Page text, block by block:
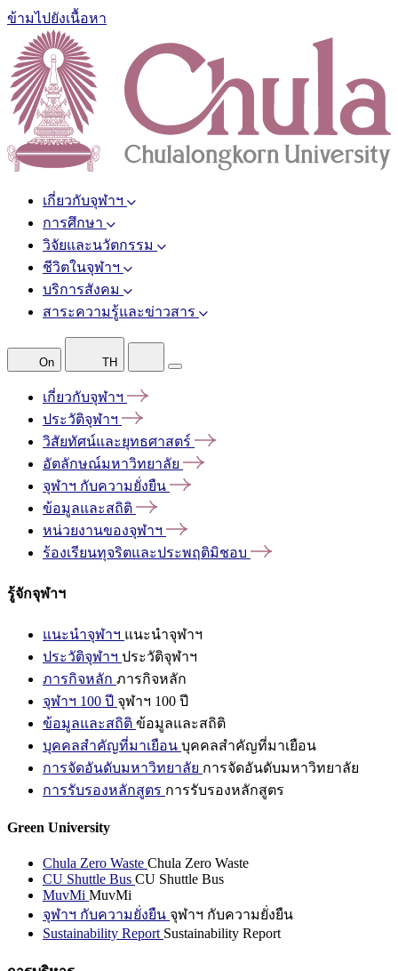
ข้ามไปยังเนื้อหา
เกี่ยวกับจุฬาฯ
การศึกษา
วิจัยและนวัตกรรม
ชีวิตในจุฬาฯ
บริการสังคม
สาระความรู้และข่าวสาร
On TH
เกี่ยวกับจุฬาฯ
ประวัติจุฬาฯ
วิสัยทัศน์และยุทธศาสตร์
อัตลักษณ์มหาวิทยาลัย
จุฬาฯ กับความยั่งยืน
ข้อมูลและสถิติ
หน่วยงานของจุฬาฯ
ร้องเรียนทุจริตและประพฤติมิชอบ
รู้จักจุฬาฯ
แนะนำจุฬาฯ แนะนำจุฬาฯ
ประวัติจุฬาฯ ประวัติจุฬาฯ
ภารกิจหลัก ภารกิจหลัก
จุฬาฯ 100 ปี จุฬาฯ 100 ปี
ข้อมูลและสถิติ ข้อมูลและสถิติ
บุคคลสำคัญที่มาเยือน บุคคลสำคัญที่มาเยือน
การจัดอันดับมหาวิทยาลัย การจัดอันดับมหาวิทยาลัย
การรับรองหลักสูตร การรับรองหลักสูตร
Green University
Chula Zero Waste Chula Zero Waste
CU Shuttle Bus CU Shuttle Bus
MuvMi MuvMi
จุฬาฯ กับความยั่งยืน จุฬาฯ กับความยั่งยืน
Sustainability Report Sustainability Report